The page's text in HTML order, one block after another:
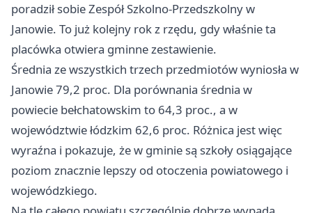
poradził sobie Zespół Szkolno-Przedszkolny w
Janowie. To już kolejny rok z rzędu, gdy właśnie ta
placówka otwiera gminne zestawienie.
Średnia ze wszystkich trzech przedmiotów wyniosła w
Janowie 79,2 proc. Dla porównania średnia w
powiecie bełchatowskim to 64,3 proc., a w
województwie łódzkim 62,6 proc. Różnica jest więc
wyraźna i pokazuje, że w gminie są szkoły osiągające
poziom znacznie lepszy od otoczenia powiatowego i
wojewódzkiego.